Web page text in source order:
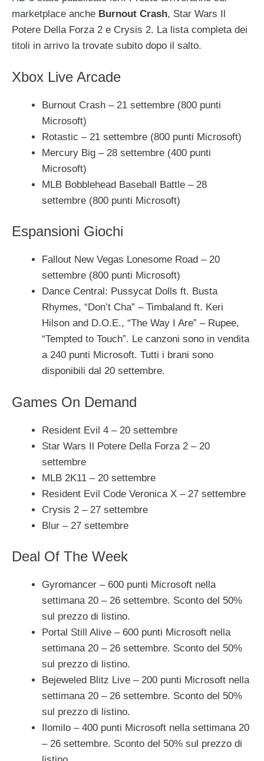
marketplace anche Burnout Crash, Star Wars Il
Potere Della Forza 2 e Crysis 2. La lista completa dei
titoli in arrivo la trovate subito dopo il salto.
Xbox Live Arcade
Burnout Crash – 21 settembre (800 punti
Microsoft)
Rotastic – 21 settembre (800 punti Microsoft)
Mercury Big – 28 settembre (400 punti
Microsoft)
MLB Bobblehead Baseball Battle – 28
settembre (800 punti Microsoft)
Espansioni Giochi
Fallout New Vegas Lonesome Road – 20
settembre (800 punti Microsoft)
Dance Central: Pussycat Dolls ft. Busta
Rhymes, “Don’t Cha” – Timbaland ft. Keri
Hilson and D.O.E., “The Way I Are” – Rupee,
“Tempted to Touch”. Le canzoni sono in vendita
a 240 punti Microsoft. Tutti i brani sono
disponibili dal 20 settembre.
Games On Demand
Resident Evil 4 – 20 settembre
Star Wars Il Potere Della Forza 2 – 20
settembre
MLB 2K11 – 20 settembre
Resident Evil Code Veronica X – 27 settembre
Crysis 2 – 27 settembre
Blur – 27 settembre
Deal Of The Week
Gyromancer – 600 punti Microsoft nella
settimana 20 – 26 settembre. Sconto del 50%
sul prezzo di listino.
Portal Still Alive – 600 punti Microsoft nella
settimana 20 – 26 settembre. Sconto del 50%
sul prezzo di listino.
Bejeweled Blitz Live – 200 punti Microsoft nella
settimana 20 – 26 settembre. Sconto del 50%
sul prezzo di listino.
Ilomilo – 400 punti Microsoft nella settimana 20
– 26 settembre. Sconto del 50% sul prezzo di